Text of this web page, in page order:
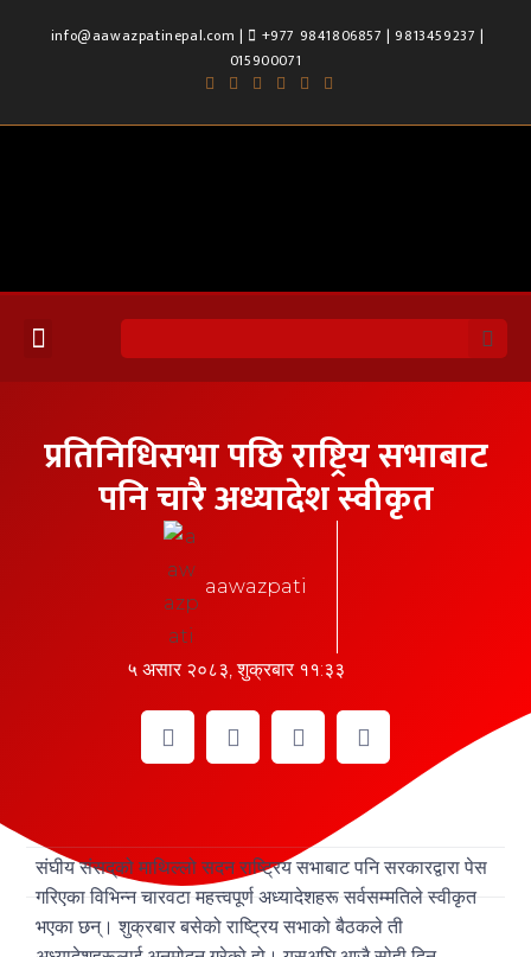
info@aawazpatinepal.com |
+977 9841806857 | 9813459237 |
015900071
प्रतिनिधिसभा पछि राष्ट्रिय सभाबाट
पनि चारै अध्यादेश स्वीकृत
aawazpati
५ असार २०८३, शुक्रबार ११:३३
संघीय संसद्‌को माथिल्लो सदन राष्ट्रिय सभाबाट पनि सरकारद्वारा पेस
गरिएका विभिन्न चारवटा महत्त्वपूर्ण अध्यादेशहरू सर्वसम्मतिले स्वीकृत
भएका छन्। शुक्रबार बसेको राष्ट्रिय सभाको बैठकले ती